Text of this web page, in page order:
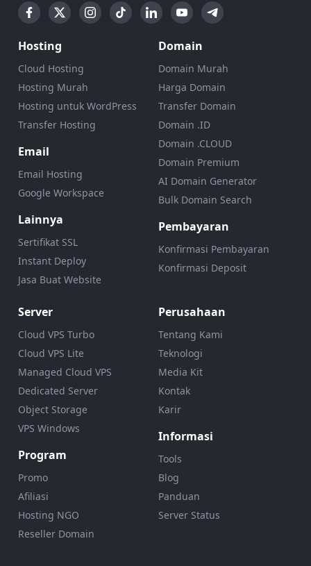
Hosting
Cloud Hosting
Hosting Murah
Hosting untuk WordPress
Transfer Hosting
Email
Email Hosting
Google Workspace
Lainnya
Sertifikat SSL
Instant Deploy
Jasa Buat Website
Domain
Domain Murah
Harga Domain
Transfer Domain
Domain .ID
Domain .CLOUD
Domain Premium
AI Domain Generator
Bulk Domain Search
Pembayaran
Konfirmasi Pembayaran
Konfirmasi Deposit
Server
Cloud VPS Turbo
Cloud VPS Lite
Managed Cloud VPS
Dedicated Server
Object Storage
VPS Windows
Program
Promo
Afiliasi
Hosting NGO
Reseller Domain
Perusahaan
Tentang Kami
Teknologi
Media Kit
Kontak
Karir
Informasi
Tools
Blog
Panduan
Server Status